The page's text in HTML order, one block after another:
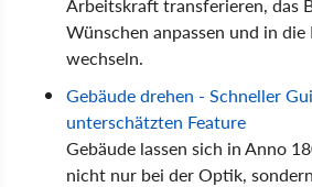
Wünschen anpassen und in
wechseln.
Gebäude drehen - Schneller
unterschätzten Feature
Gebäude lassen sich in Anno
nicht nur bei der Optik,